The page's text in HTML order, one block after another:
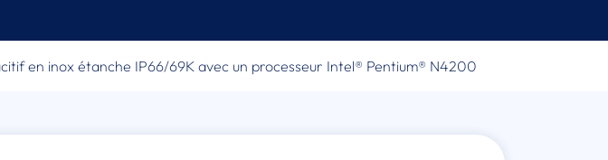
en inox étanche IP66/69K avec un processeur Intel® Pentium® N4200